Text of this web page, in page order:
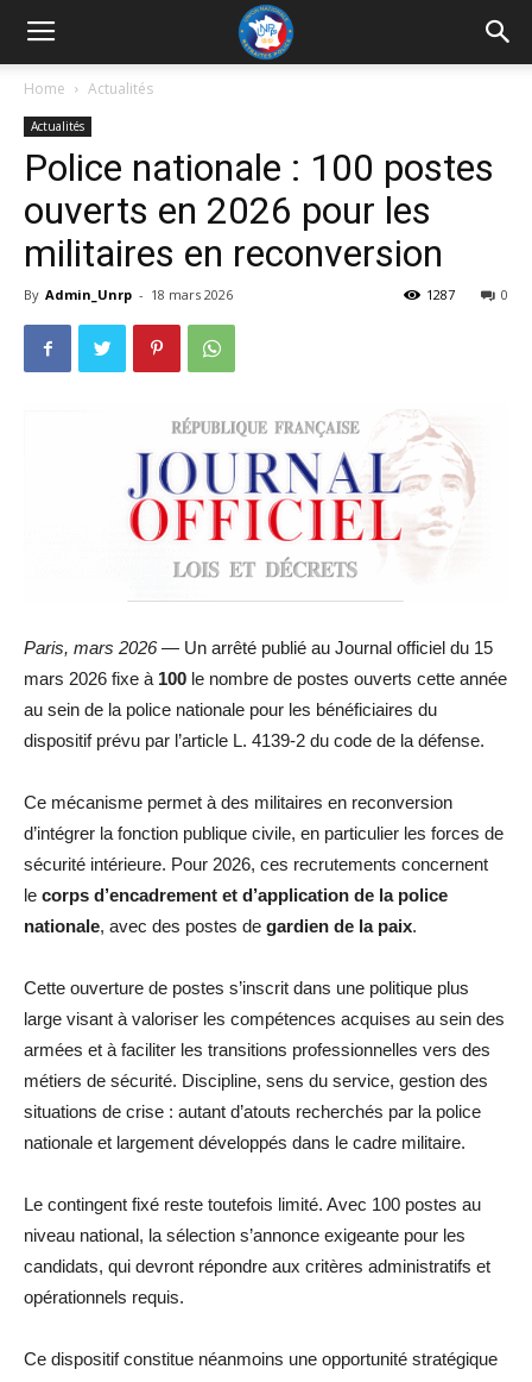
UNRP
Home Actualités
Actualités
Police nationale : 100 postes
ouverts en 2026 pour les
militaires en reconversion
By Admin_Unrp - 18 mars 2026 0
1287
Paris, mars 2026— Un arrêté publié au Journal officiel du 15
mars 2026 fixe à 100 le nombre de postes ouverts cette année
au sein de la police nationale pour les bénéficiaires du
dispositif prévu par l’article L. 4139-2 du code de la défense.
Ce mécanisme permet à des militaires en reconversion
d’intégrer la fonction publique civile, en particulier les forces de
sécurité intérieure. Pour 2026, ces recrutements concernent
le corps d’encadrement et d’application de la police
nationale, avec des postes de gardien de la paix.
Cette ouverture de postes s’inscrit dans une politique plus
large visant à valoriser les compétences acquises au sein des
armées et à faciliter les transitions professionnelles vers des
métiers de sécurité. Discipline, sens du service, gestion des
situations de crise : autant d’atouts recherchés par la police
nationale et largement développés dans le cadre militaire.
Le contingent fixé reste toutefois limité. Avec 100 postes au
niveau national, la sélection s’annonce exigeante pour les
candidats, qui devront répondre aux critères administratifs et
opérationnels requis.
Ce dispositif constitue néanmoins une opportunité stratégique